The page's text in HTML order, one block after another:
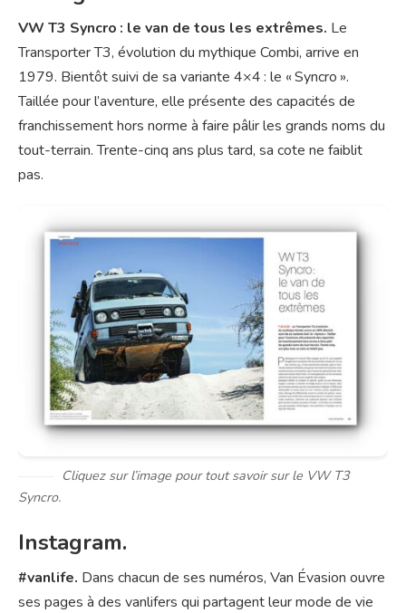
VW T3 Syncro : le van de tous les extrêmes. Le
Transporter T3, évolution du mythique Combi, arrive en
1979. Bientôt suivi de sa variante 4×4 : le « Syncro ».
Taillée pour l’aventure, elle présente des capacités de
franchissement hors norme à faire pâlir les grands noms du
tout-terrain. Trente-cinq ans plus tard, sa cote ne faiblit
pas.
Cliquez sur l’image pour tout savoir sur le VW T3
Syncro.
Instagram.
#vanlife. Dans chacun de ses numéros, Van Évasion ouvre
ses pages à des vanlifers qui partagent leur mode de vie